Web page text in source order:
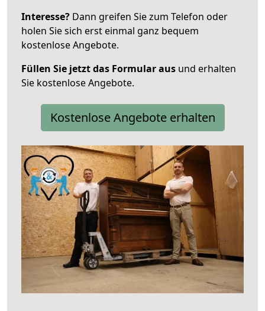
Interesse? Dann greifen Sie zum Telefon oder
holen Sie sich erst einmal ganz bequem
kostenlose Angebote.
Füllen Sie jetzt das Formular aus und erhalten
Sie kostenlose Angebote.
Kostenlose Angebote erhalten